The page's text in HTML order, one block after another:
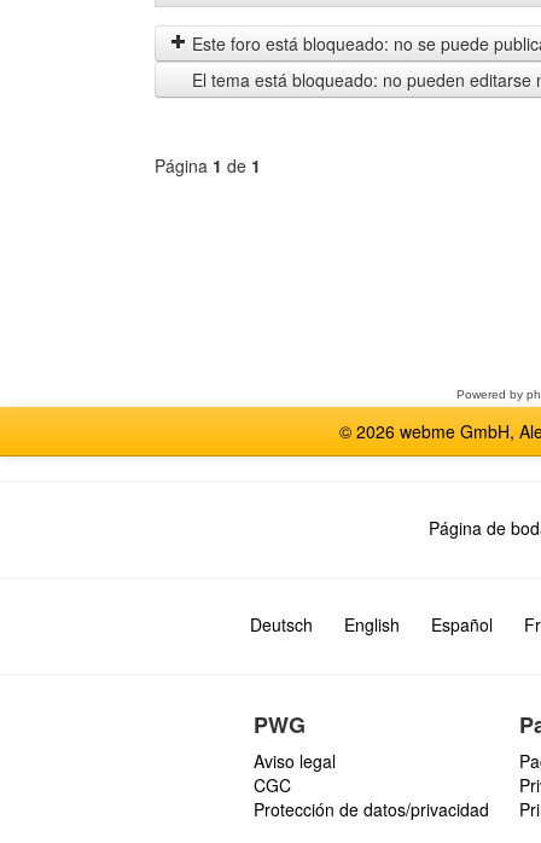
mensajes
anteriores
by
Este foro está bloqueado: no se puede
El tema está bloqueado: no pueden editarse
Página 1 de 1
Powered by
© 2026 webme GmbH,
Página de
Deutsch English Español
PWG
Aviso legal
CGC
Protección de datos/privacidad